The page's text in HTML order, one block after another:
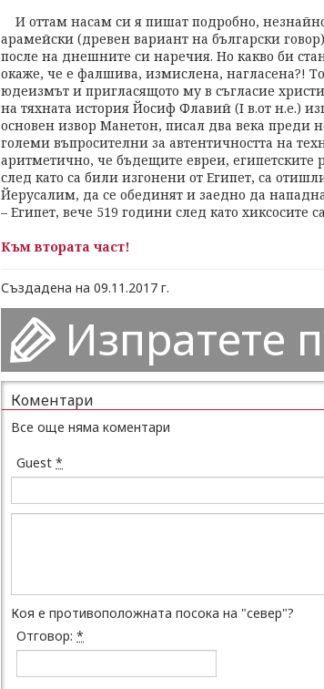
И оттам насам си я пишат подробно,
арамейски (древен вариант на български
после на днешните си наречия. Но какво би
окаже, че е фалшива, измислена, нагласена?!
юдеизмът и пригласящото му в съгласие
на тяхната история Йосиф Флавий (І в.от н.е.)
основен извор Манетон, писал два века преди
големи въпросителни за автентичността на
аритметично, че бъдещите евреи, египетските
след като са били изгонени от Египет, са
Йерусалим, да се обединят и заедно да
– Египет, вече 519 години след като хиксосите
Към втората част!
Създадена на 09.11.2017 г.
Изпратете
Коментари
Все още няма коментари
Guest *
Коя е противоположната посока на "север"?
Отговор: *